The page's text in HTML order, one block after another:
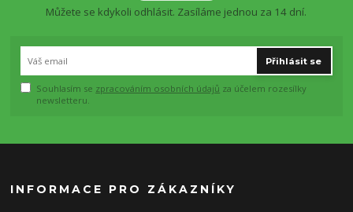
Můžete se kdykoli odhlásit. Zasíláme jednou za 14 dní.
Přihlásit se
Souhlasím se zpracováním osobních údajů za účelem rozesílky
newsletteru.
INFORMACE PRO ZÁKAZNÍKY